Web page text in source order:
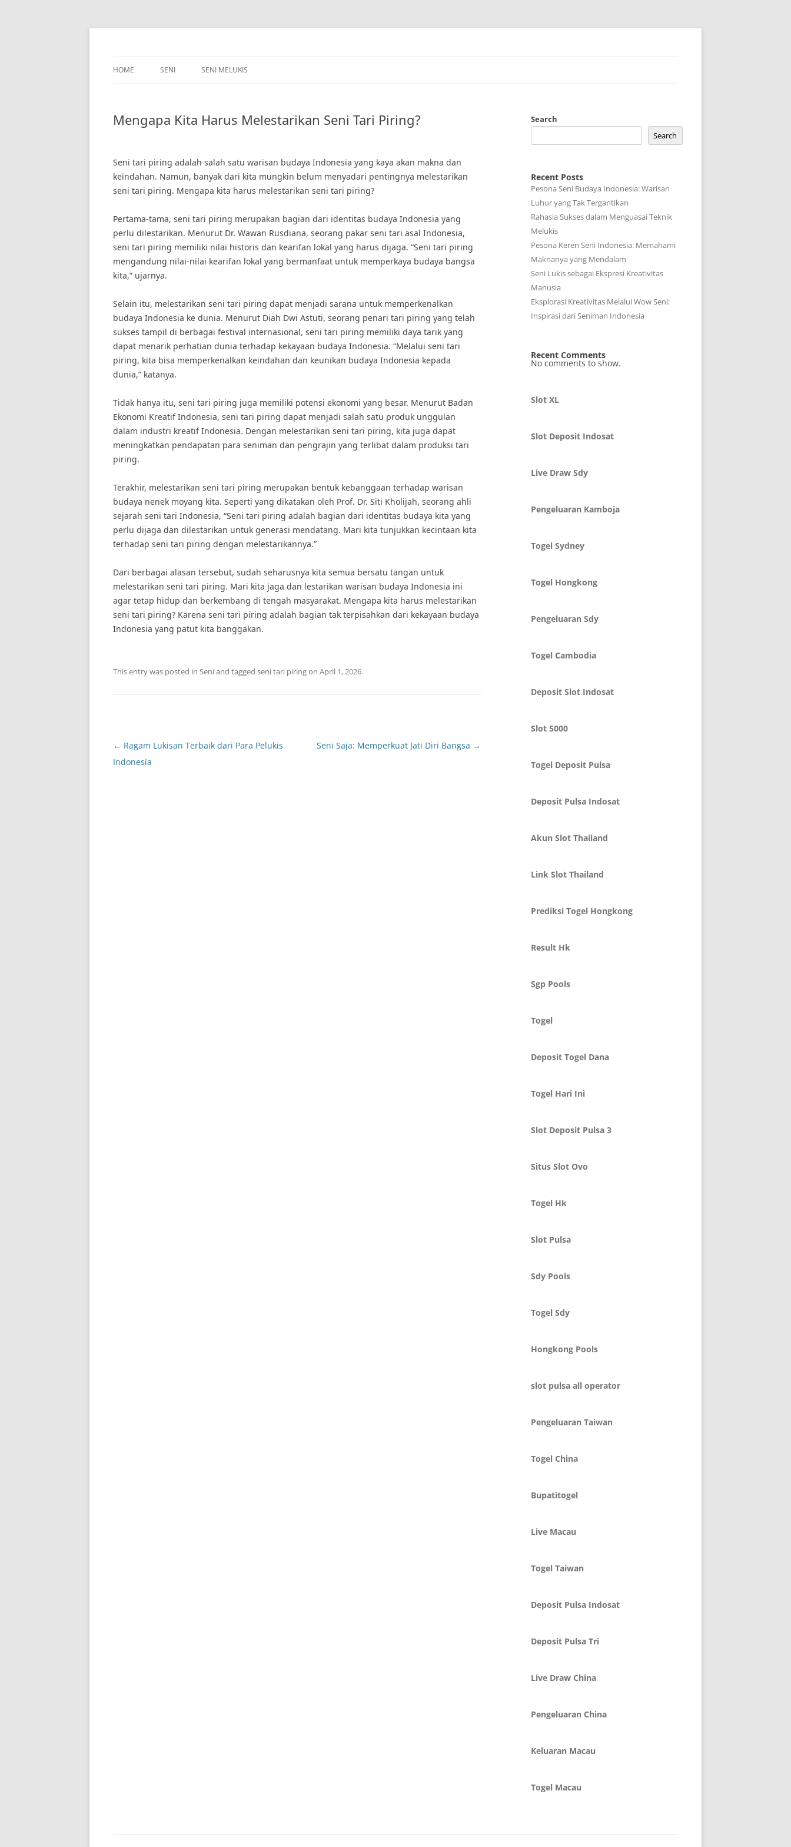
Skip
HOME SENI SENI MELUKIS
Mengapa Kita Harus Melestarikan Seni Tari Piring?
Seni tari piring adalah salah satu warisan budaya Indonesia yang kaya akan makna dan
keindahan. Namun, banyak dari kita mungkin belum menyadari pentingnya melestarikan
seni tari piring. Mengapa kita harus melestarikan seni tari piring?
Pertama-tama, seni tari piring merupakan bagian dari identitas budaya Indonesia yang
perlu dilestarikan. Menurut Dr. Wawan Rusdiana, seorang pakar seni tari asal Indonesia,
seni tari piring memiliki nilai historis dan kearifan lokal yang harus dijaga. “Seni tari piring
mengandung nilai-nilai kearifan lokal yang bermanfaat untuk memperkaya budaya bangsa
kita,” ujarnya.
Selain itu, melestarikan seni tari piring dapat menjadi sarana untuk memperkenalkan
budaya Indonesia ke dunia. Menurut Diah Dwi Astuti, seorang penari tari piring yang telah
sukses tampil di berbagai festival internasional, seni tari piring memiliki daya tarik yang
dapat menarik perhatian dunia terhadap kekayaan budaya Indonesia. “Melalui seni tari
piring, kita bisa memperkenalkan keindahan dan keunikan budaya Indonesia kepada
dunia,” katanya.
Tidak hanya itu, seni tari piring juga memiliki potensi ekonomi yang besar. Menurut Badan
Ekonomi Kreatif Indonesia, seni tari piring dapat menjadi salah satu produk unggulan
dalam industri kreatif Indonesia. Dengan melestarikan seni tari piring, kita juga dapat
meningkatkan pendapatan para seniman dan pengrajin yang terlibat dalam produksi tari
piring.
Terakhir, melestarikan seni tari piring merupakan bentuk kebanggaan terhadap warisan
budaya nenek moyang kita. Seperti yang dikatakan oleh Prof. Dr. Siti Kholijah, seorang ahli
sejarah seni tari Indonesia, “Seni tari piring adalah bagian dari identitas budaya kita yang
perlu dijaga dan dilestarikan untuk generasi mendatang. Mari kita tunjukkan kecintaan kita
terhadap seni tari piring dengan melestarikannya.”
Dari berbagai alasan tersebut, sudah seharusnya kita semua bersatu tangan untuk
melestarikan seni tari piring. Mari kita jaga dan lestarikan warisan budaya Indonesia ini
agar tetap hidup dan berkembang di tengah masyarakat. Mengapa kita harus melestarikan
seni tari piring? Karena seni tari piring adalah bagian tak terpisahkan dari kekayaan budaya
Indonesia yang patut kita banggakan.
This entry was posted in Seniand tagged seni tari piringon April 1, 2026.
Post
navigation
← Ragam Lukisan Terbaik dari Para Pelukis
Indonesia
Seni Saja: Memperkuat Jati Diri Bangsa →
Search
Search
Recent Posts
Pesona Seni Budaya Indonesia: Warisan
Luhur yang Tak Tergantikan
Rahasia Sukses dalam Menguasai Teknik
Melukis
Pesona Keren Seni Indonesia: Memahami
Maknanya yang Mendalam
Seni Lukis sebagai Ekspresi Kreativitas
Manusia
Eksplorasi Kreativitas Melalui Wow Seni:
Inspirasi dari Seniman Indonesia
Recent Comments
No comments to show.
Slot XL
Slot Deposit Indosat
Live Draw Sdy
Pengeluaran Kamboja
Togel Sydney
Togel Hongkong
Pengeluaran Sdy
Togel Cambodia
Deposit Slot Indosat
Slot 5000
Togel Deposit Pulsa
Deposit Pulsa Indosat
Akun Slot Thailand
Link Slot Thailand
Prediksi Togel Hongkong
Result Hk
Sgp Pools
Togel
Deposit Togel Dana
Togel Hari Ini
Slot Deposit Pulsa 3
Situs Slot Ovo
Togel Hk
Slot Pulsa
Sdy Pools
Togel Sdy
Hongkong Pools
slot pulsa all operator
Pengeluaran Taiwan
Togel China
Bupatitogel
Live Macau
Togel Taiwan
Deposit Pulsa Indosat
Deposit Pulsa Tri
Live Draw China
Pengeluaran China
Keluaran Macau
Togel Macau